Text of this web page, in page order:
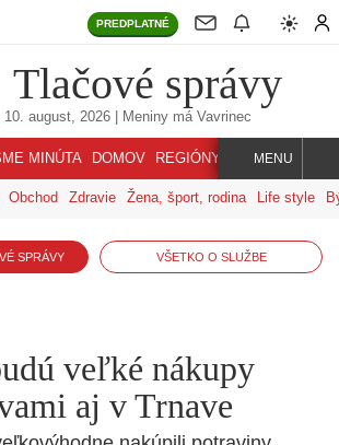
PREDPLATNÉ
Tlačové správy
10. august, 2026 | Meniny má Vavrinec
MINÚTA DOMOV REGIÓNY INDEX SVET
MENU
Obchod Zdravie Žena, šport, rodina Life style
SPRÁVY VŠETKO O SLUŽBE
veľké nákupy
aj v Trnave